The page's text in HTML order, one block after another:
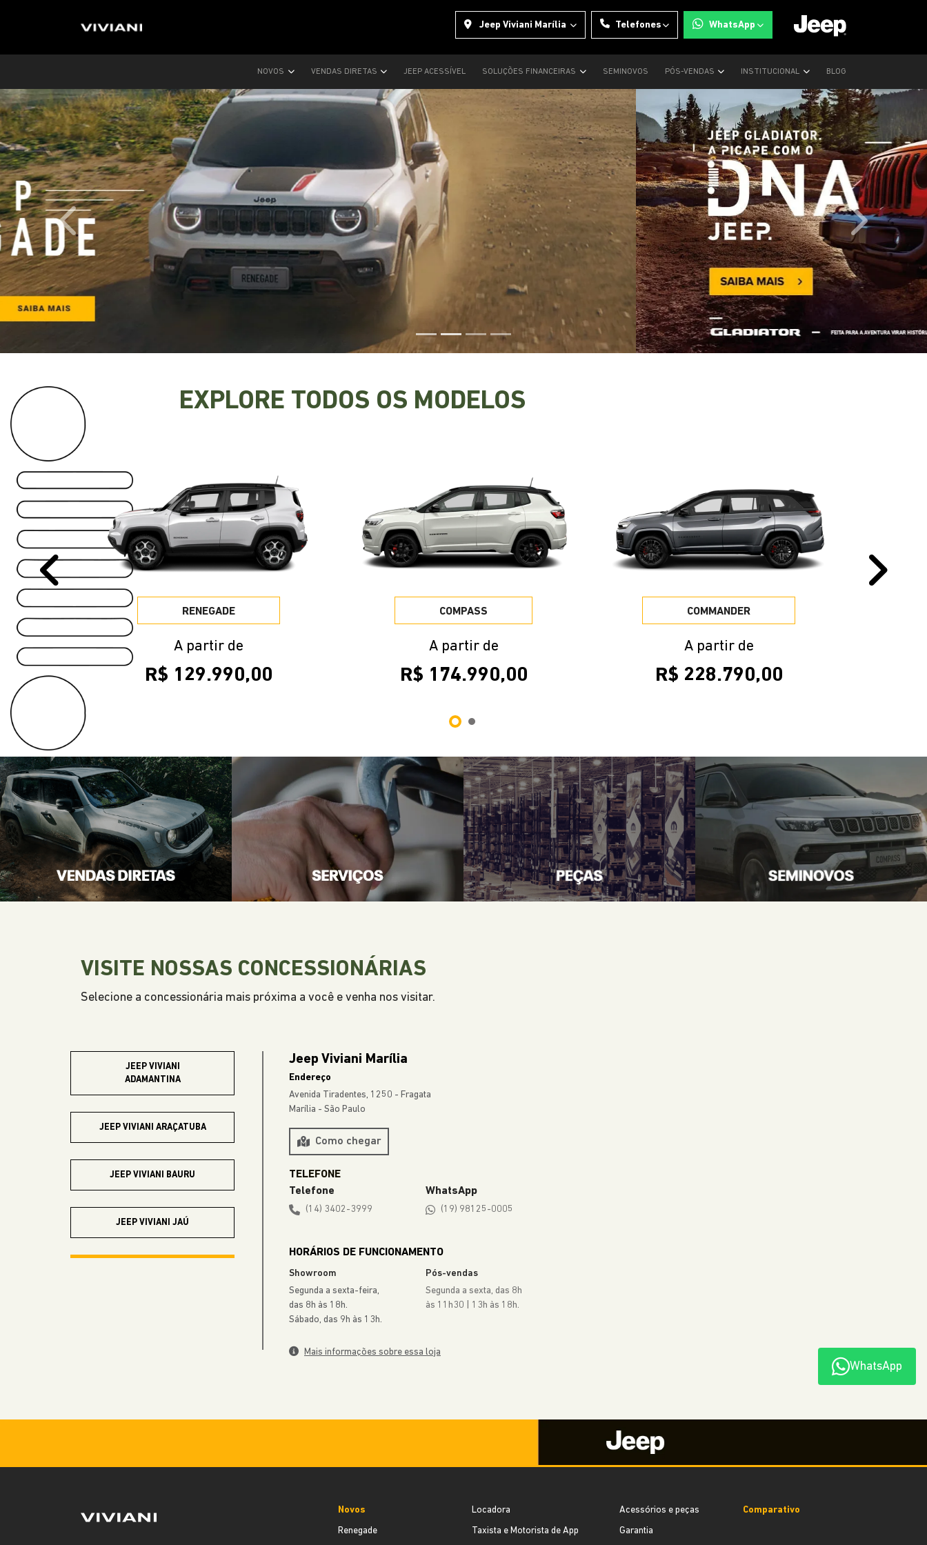
Jeep Viviani Marília Telefones WhatsApp
NOVOS VENDAS DIRETAS JEEP ACESSÍVEL SOLUÇÕES FINANCEIRAS SEMINOVOS PÓS-VENDAS INSTITUCIONAL BLOG
templates.template-01.components.carousel.texts.control_prev
EXPLORE TODOS OS MODELOS
RENEGADE
A partir de
R$ 129.990,00
COMPASS
A partir de
R$ 174.990,00
COMMANDER
A partir de
R$ 228.790,00
Anterior
VISITE NOSSAS CONCESSIONÁRIAS
Selecione a concessionária mais próxima a você e venha nos visitar.
JEEP VIVIANI
ADAMANTINA
JEEP VIVIANI ARAÇATUBA
JEEP VIVIANI BAURU
JEEP VIVIANI JAÚ
Jeep Viviani Marília
Endereço
Avenida Tiradentes, 1250 - Fragata
Marília - São Paulo
Como chegar
Telefone
(14) 3402-3999
WhatsApp
(19) 98125-0005
HORÁRIOS DE FUNCIONAMENTO
Showroom
Segunda a sexta-feira,
das 8h às 18h.
Sábado, das 9h às 13h.
Pós-vendas
Segunda a sexta, das 8h
às 11h30 | 13h às 18h.
Mais informações sobre essa loja
WhatsApp
Novos
Renegade
Locadora
Taxista e Motorista de App
Acessórios e peças
Garantia
Comparativo